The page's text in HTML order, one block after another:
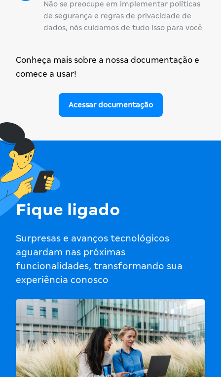
Não se preocupe em implementar políticas
de segurança e regras de privacidade de
dados, nós cuidamos de tudo isso para você
Conheça mais sobre a nossa documentação e
comece a usar!
Acessar documentação
Fique ligado
Surpresas e avanços tecnológicos
aguardam nas próximas
funcionalidades, transformando sua
experiência conosco